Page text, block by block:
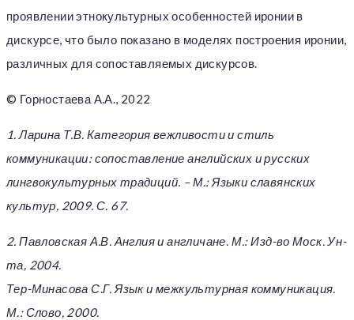
проявлении этнокультурных особенностей иронии в
дискурсе, что было показано в моделях построения иронии,
различных для сопоставляемых дискурсов.
© Горностаева А.А., 2022
1.Ларина Т.В. Категория вежливости и стиль
коммуникации: сопоставление английских и русских
лингвокультурных традиций. – М.: Языки славянских
культур, 2009. С. 67.
2.Павловская А.В. Англия и англичане. М.: Изд-во Моск. Ун-
та, 2004.
Тер-Минасова С.Г. Язык и межкультурная коммуникация.
М.: Слово, 2000.